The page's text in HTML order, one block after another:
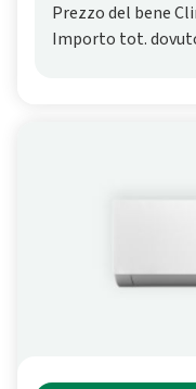
Prezzo del bene
Importo tot.